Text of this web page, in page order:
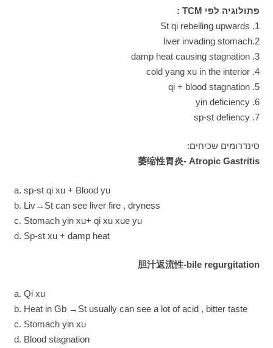
פתולוגיה לפי TCM :
1. St qi rebelling upwards
2.liver invading stomach
3. damp heat causing stagnation
4. cold yang xu in the interior
5. qi + blood stagnation
6. yin deficiency
7. sp-st defiency
סינדרומים שכיחים:
萎缩性胃炎- Atropic Gastritis
a. sp-st qi xu + Blood yu
b. Liv→St can see liver fire , dryness
c. Stomach yin xu+ qi xu xue yu
d. Sp-st xu + damp heat
胆汁返流性-bile regurgitation
a. Qi xu
b. Heat in Gb →St usually can see a lot of acid , bitter taste
c. Stomach yin xu
d. Blood stagnation